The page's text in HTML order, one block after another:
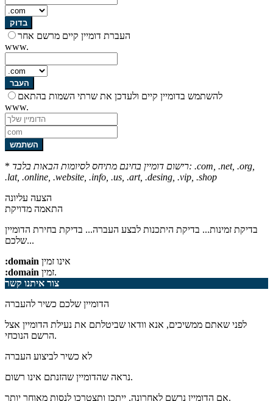
בדוק
העברת דומיין קיים מרשם אחר
www.
העבר
להשתמש בדומיין קיים ולעדכן את שרתי השמות בהתאם
www.
השתמש
* רישום דומיין בחינם מתיחס לסיומות הבאות בלבד: .com, .net, .org,
.lat, .online, .website, .info, .us, .art, .desing, .vip, .shop
הצעה עליונה
התאמה מדויקת
בדיקת זמינות... בדיקת היתכנות לבצע העברה... בדיקת בחירת הדומיין
שלכם...
:domain אינו זמין
:domain
זמין.
צור איתנו קשר
הדומיין שלכם כשיר להעברה
לפני שאתם ממשיכים, אנא וודאו שביטלתם את נעילת הדומיין אצל
הרשם הנוכחי.
לא כשיר לביצוע העברה
נראה שהדומיין שהזנתם אינו רשום.
אם הדומיין נרשם לאחרונה, ייתכן ותצטרכו לנסות מאוחר יותר.